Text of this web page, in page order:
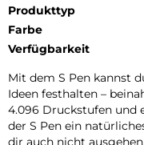
Produkttyp
Farbe
Verfügbarkeit
Mit dem S Pen kannst
Ideen festhalten –
4.096 Druckstufen und
der S Pen ein
dir auch nicht